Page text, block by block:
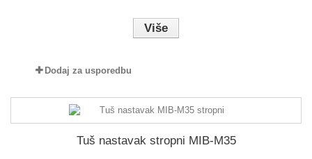
Više
Dodaj za usporedbu
Tuš nastavak stropni MIB-M35